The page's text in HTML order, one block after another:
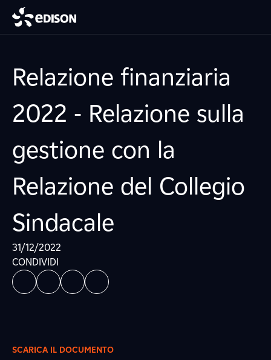
Relazione finanziaria
2022 - Relazione sulla
gestione con la
Relazione del Collegio
Sindacale
31/12/2022
CONDIVIDI
SCARICA IL DOCUMENTO